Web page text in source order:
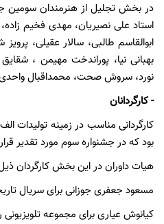
در بخش تجلیل از هنرمندان سومین
استاد علی نصیریان، مهدی فخیم
ابوالقاسم طالبی، سالار عقیلی،
بهبانی نیا، پوراندخت مهیمن ،
نورد، سروش صحت، محمداقبال واحدی
- کارگردانان
کارگردانی مناسب در زمینه تولیدات
بود که در جشنواره سوم مورد تقدیر
هیات داوران در این بخش کارگردان ذیل
مسعود جعفری جوزانی برای سریال
کیانوش عیاری برای مجموعه تلویزیونی